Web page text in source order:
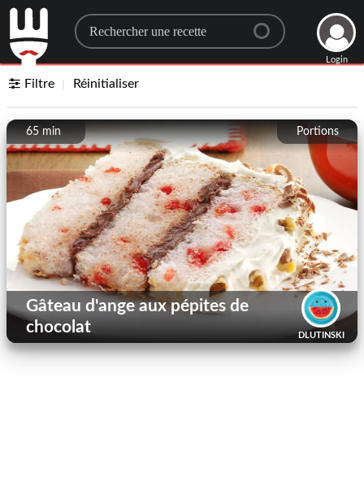
Search for a recipe
Login
Filtre Réinitialiser
Portions
65 min
DLUTINSKI
Gâteau d'ange aux pépites de
chocolat